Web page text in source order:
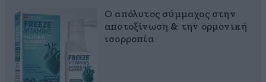
Ο απόλυτος σύμμαχος στην
αποτοξίνωση & την ορμονική
ισορροπία